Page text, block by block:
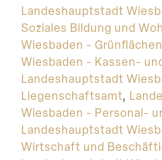
Landeshauptstadt
Soziales Bildung und
Wiesbaden -
Wiesbaden - Kassen-
Landeshauptstadt
Liegenschaftsamt,
Wiesbaden - Personal-
Landeshauptstadt
Wirtschaft und